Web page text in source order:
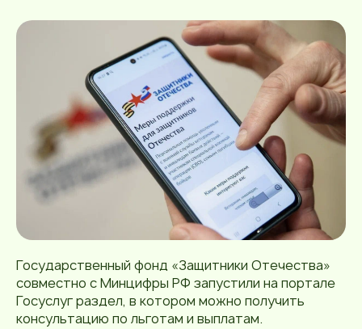
Государственный фонд «Защитники Отечества»
совместно с Минцифры РФ запустили на портале
Госуслуг раздел, в котором можно получить
консультацию по льготам и выплатам.